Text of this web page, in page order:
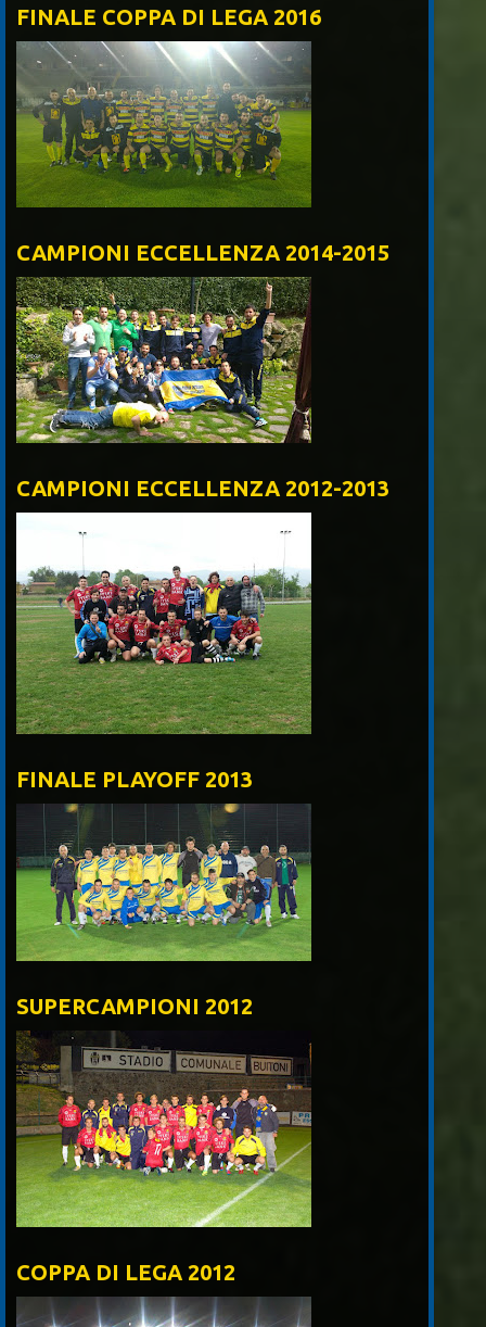
FINALE COPPA DI LEGA 2016
CAMPIONI ECCELLENZA 2014-2015
CAMPIONI ECCELLENZA 2012-2013
FINALE PLAYOFF 2013
SUPERCAMPIONI 2012
COPPA DI LEGA 2012